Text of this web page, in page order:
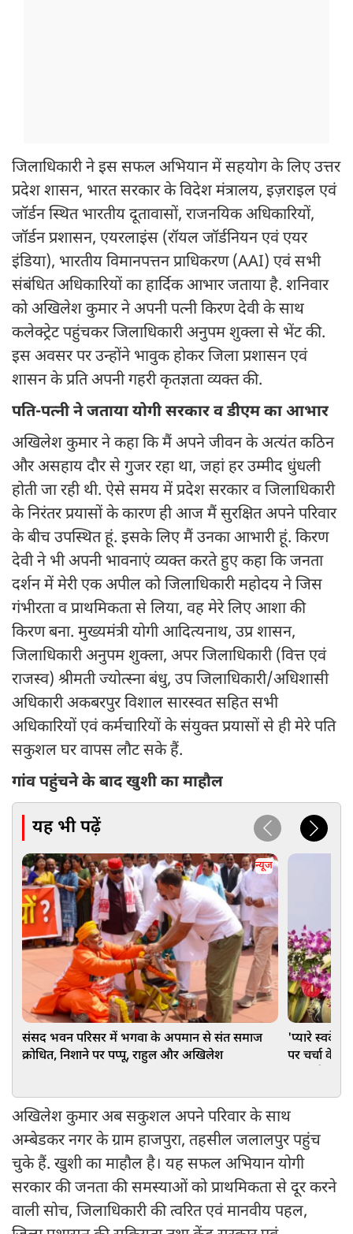
जिलाधिकारी ने इस सफल अभियान में सहयोग के लिए उत्तर
प्रदेश शासन, भारत सरकार के विदेश मंत्रालय, इज़राइल एवं
जॉर्डन स्थित भारतीय दूतावासों, राजनयिक अधिकारियों,
जॉर्डन प्रशासन, एयरलाइंस (रॉयल जॉर्डनियन एवं एयर
इंडिया), भारतीय विमानपत्तन प्राधिकरण (AAI) एवं सभी
संबंधित अधिकारियों का हार्दिक आभार जताया है. शनिवार
को अखिलेश कुमार ने अपनी पत्नी किरण देवी के साथ
कलेक्ट्रेट पहुंचकर जिलाधिकारी अनुपम शुक्ला से भेंट की.
इस अवसर पर उन्होंने भावुक होकर जिला प्रशासन एवं
शासन के प्रति अपनी गहरी कृतज्ञता व्यक्त की.
पति-पत्नी ने जताया योगी सरकार व डीएम का आभार
अखिलेश कुमार ने कहा कि मैं अपने जीवन के अत्यंत कठिन
और असहाय दौर से गुजर रहा था, जहां हर उम्मीद धुंधली
होती जा रही थी. ऐसे समय में प्रदेश सरकार व जिलाधिकारी
के निरंतर प्रयासों के कारण ही आज मैं सुरक्षित अपने परिवार
के बीच उपस्थित हूं. इसके लिए मैं उनका आभारी हूं. किरण
देवी ने भी अपनी भावनाएं व्यक्त करते हुए कहा कि जनता
दर्शन में मेरी एक अपील को जिलाधिकारी महोदय ने जिस
गंभीरता व प्राथमिकता से लिया, वह मेरे लिए आशा की
किरण बना. मुख्यमंत्री योगी आदित्यनाथ, उप्र शासन,
जिलाधिकारी अनुपम शुक्ला, अपर जिलाधिकारी (वित्त एवं
राजस्व) श्रीमती ज्योत्स्ना बंधु, उप जिलाधिकारी/अधिशासी
अधिकारी अकबरपुर विशाल सारस्वत सहित सभी
अधिकारियों एवं कर्मचारियों के संयुक्त प्रयासों से ही मेरे पति
सकुशल घर वापस लौट सके हैं.
गांव पहुंचने के बाद खुशी का माहौल
यह भी पढ़ें
न्यूज
संसद भवन परिसर में भगवा के अपमान से संत समाज
क्रोधित, निशाने पर पप्पू, राहुल और अखिलेश
'प्यारे स्वदेश
पर चर्चा के
अखिलेश कुमार अब सकुशल अपने परिवार के साथ
अम्बेडकर नगर के ग्राम हाजपुरा, तहसील जलालपुर पहुंच
चुके हैं. खुशी का माहौल है। यह सफल अभियान योगी
सरकार की जनता की समस्याओं को प्राथमिकता से दूर करने
वाली सोच, जिलाधिकारी की त्वरित एवं मानवीय पहल,